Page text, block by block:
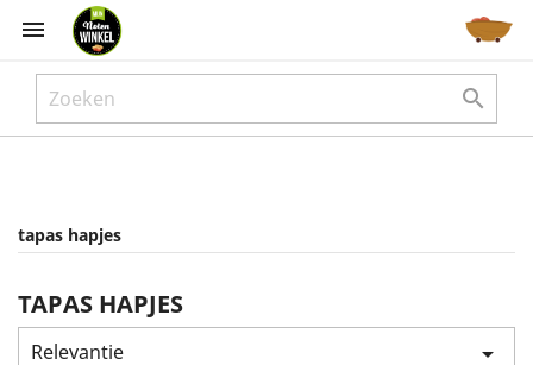


tapas hapjes
TAPAS HAPJES
Relevantie 